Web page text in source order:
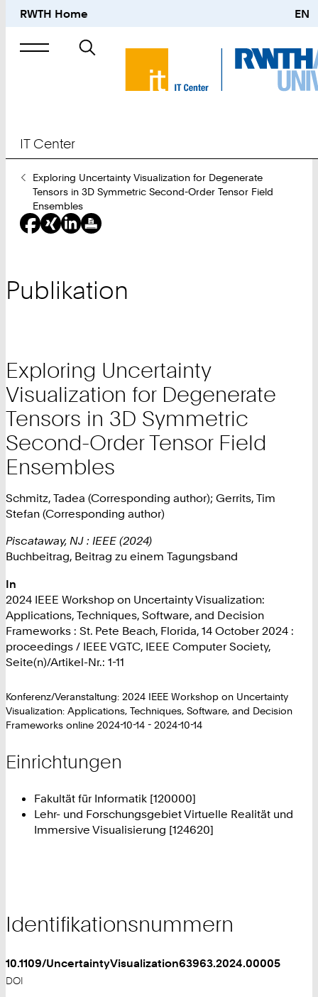
RWTH Home EN
Suche
nach
IT Center
Sie
sind
hier:
Exploring Uncertainty Visualization for Degenerate
Tensors in 3D Symmetric Second-Order Tensor Field
Ensembles
Publikation
Exploring Uncertainty
Visualization for Degenerate
Tensors in 3D Symmetric
Second-Order Tensor Field
Ensembles
Schmitz, Tadea (Corresponding author); Gerrits, Tim
Stefan (Corresponding author)
Piscataway, NJ : IEEE (2024)
Buchbeitrag, Beitrag zu einem Tagungsband
In
2024 IEEE Workshop on Uncertainty Visualization:
Applications, Techniques, Software, and Decision
Frameworks : St. Pete Beach, Florida, 14 October 2024 :
proceedings / IEEE VGTC, IEEE Computer Society,
Seite(n)/Artikel-Nr.: 1-11
Konferenz/Veranstaltung: 2024 IEEE Workshop on Uncertainty
Visualization: Applications, Techniques, Software, and Decision
Frameworks online 2024-10-14 - 2024-10-14
Einrichtungen
Fakultät für Informatik [120000]
Lehr- und Forschungsgebiet Virtuelle Realität und
Immersive Visualisierung [124620]
Identifikationsnummern
10.1109/UncertaintyVisualization63963.2024.00005
DOI